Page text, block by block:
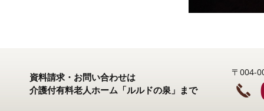
資料請求・お問い合わせは
介護付有料老人ホーム「ルルドの泉」まで
〒004-